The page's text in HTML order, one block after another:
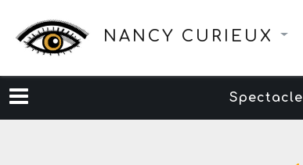
NANCY CURIEUX
Spectacle